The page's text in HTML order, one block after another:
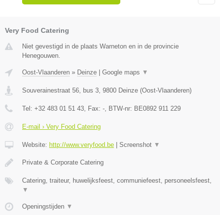
Very Food Catering
Niet gevestigd in de plaats Warneton en in de provincie
Henegouwen.
Oost-Vlaanderen » Deinze Google maps ▼
Souverainestraat 56, bus 3, 9800 Deinze (Oost-Vlaanderen)
Tel: +32 483 01 51 43, Fax: -, BTW-nr: BE0892 911 229
E-mail › Very Food Catering
Website: http://www.veryfood.be Screenshot ▼
Private & Corporate Catering
Catering, traiteur, huwelijksfeest, communiefeest, personeelsfeest,
▼
Openingstijden ▼